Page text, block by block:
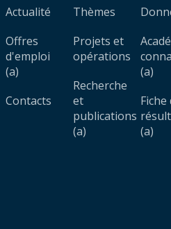
Actualité
Offres
d'emploi
(a)
Contacts
Thèmes
Projets et
opérations
Recherche
et
publications
(a)
(a)
Fiche
(a)